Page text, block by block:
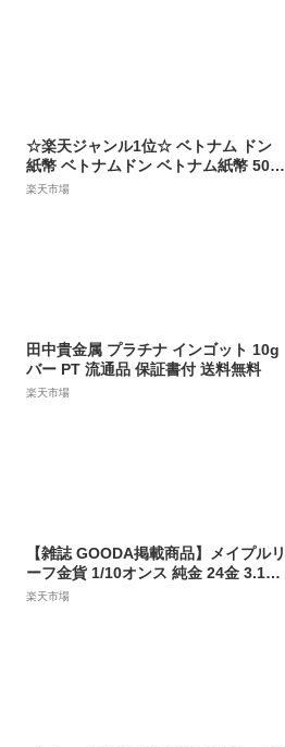
☆楽天ジャンル1位☆ ベトナム ドン
紙幣 ベトナムドン ベトナム紙幣 50万
ドン 500000ドン 信頼の両替流通紙幣
楽天市場
田中貴金属 プラチナ インゴット 10g
バー PT 流通品 保証書付 送料無料
楽天市場
【雑誌 GOODA掲載商品】メイプルリ
ーフ金貨 1/10オンス 純金 24金 3.11g
中古美品 送料無料 ギフト
楽天市場